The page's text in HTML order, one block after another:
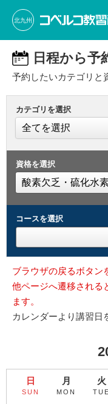
北九州
日程から予
予約したいカテゴリと
カテゴリを選択
資格を選択
コースを選択
ブラウザの戻るボタン
他ページへ遷移される
ます。
カレンダーより講習日
日
SUN
月
MON
火
TUE